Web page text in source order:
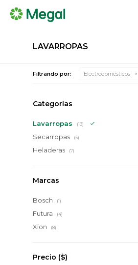
LAVARROPAS
Filtrando por: Electrodomésticos
Categorías
Lavarropas (13)
Secarropas (5)
Heladeras (7)
Marcas
Bosch (1)
Futura (4)
Xion (8)
Precio ($)